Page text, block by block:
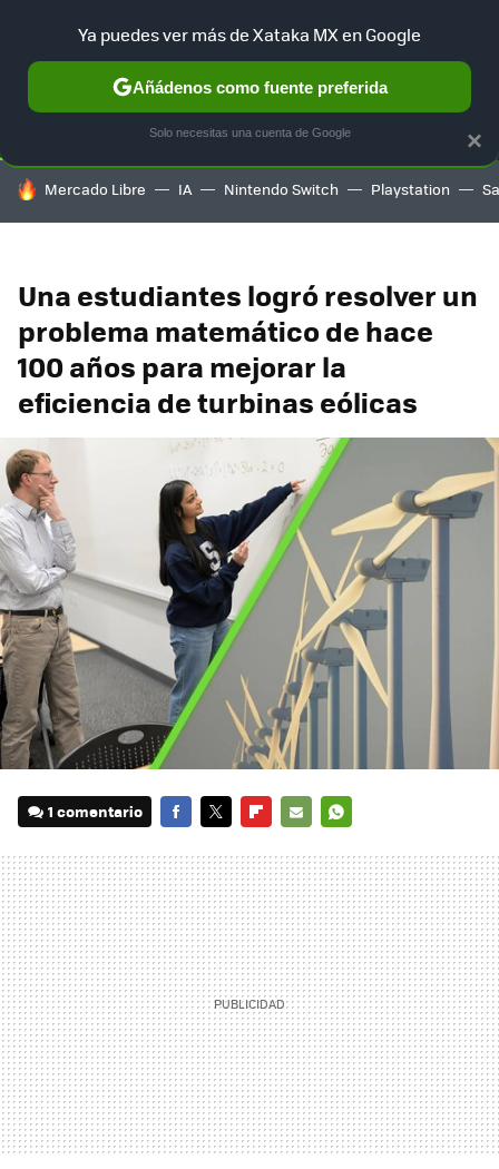
SELECCIÓN GAMING HOME AUTO TERRITORIO
HOY SE HABLA DE
Mercado Libre IA Nintendo Switch Playstation
Una estudiantes logró resolver un
problema matemático de hace
100 años para mejorar la
eficiencia de turbinas eólicas
1 comentario
MAIL
×
Ya puedes ver más de Xataka MX en Google
Añádenos como fuente preferida
Solo necesitas una cuenta de Google